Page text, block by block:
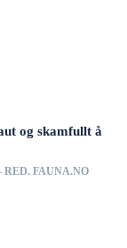
og skamfullt å
RED. FAUNA.NO